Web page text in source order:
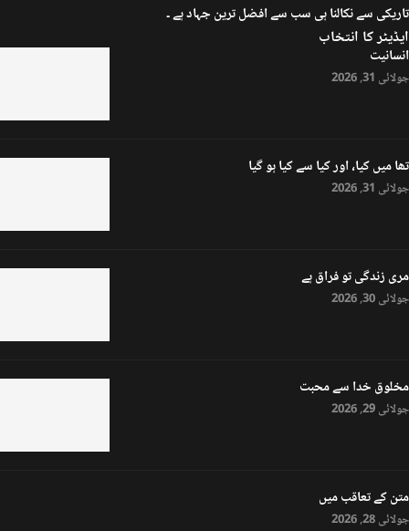
تاریکی سے نکالنا ہی سب سے افضل ترین جہاد ہے ۔
ایڈیٹر کا انتخاب
انسانیت
جولائی 31, 2026
تھا میں کیا، اور کیا سے کیا ہو گیا
جولائی 31, 2026
مری زندگی تو فراق ہے
جولائی 30, 2026
مخلوق خدا سے محبت
جولائی 29, 2026
متن کے تعاقب میں
جولائی 28, 2026